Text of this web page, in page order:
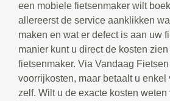
een mobiele fietsenmaker wilt
allereerst de service aanklikken
maken en wat er defect is aan uw
manier kunt u direct de kosten
fietsenmaker. Via Vandaag
voorrijkosten, maar betaalt u enkel
zelf. Wilt u de exacte kosten